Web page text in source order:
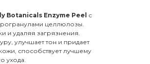
Botanicals Enzyme Peel
с
целлюлозы.
и удаляя загрязнения.
улучшает тон и придает
способствует лучшему
ухода.